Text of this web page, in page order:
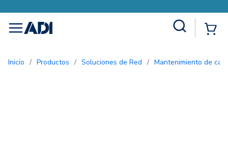
menu
Inicio / Productos / Soluciones de Red / Mantenimiento de